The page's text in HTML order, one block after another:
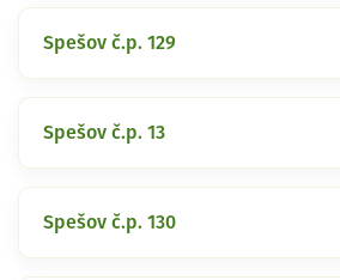
Spešov č.p. 129
Spešov č.p. 13
Spešov č.p. 130